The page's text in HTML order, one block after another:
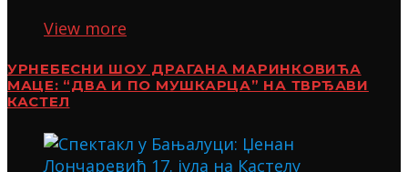
View more
УРНЕБЕСНИ ШОУ ДРАГАНА МАРИНКОВИЋА
МАЦЕ: “ДВА И ПО МУШКАРЦА” НА ТВРЂАВИ
КАСТЕЛ